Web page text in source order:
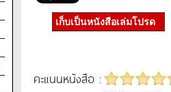
เก็บเป็นหนังสือเล่มโปรด
คะแนนหนังสือ :